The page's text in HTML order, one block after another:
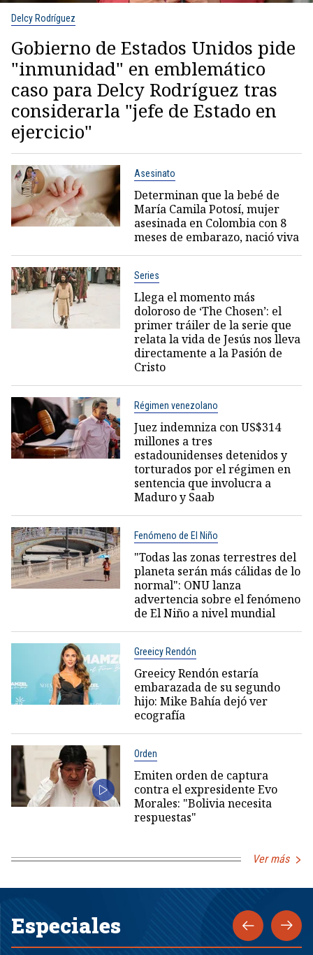
Delcy Rodríguez
Gobierno de Estados Unidos pide
"inmunidad" en emblemático
caso para Delcy Rodríguez tras
considerarla "jefe de Estado en
ejercicio"
Asesinato
Determinan que la bebé de
María Camila Potosí, mujer
asesinada en Colombia con 8
meses de embarazo, nació viva
Series
Llega el momento más
doloroso de ‘The Chosen’: el
primer tráiler de la serie que
relata la vida de Jesús nos lleva
directamente a la Pasión de
Cristo
Régimen venezolano
Juez indemniza con US$314
millones a tres
estadounidenses detenidos y
torturados por el régimen en
sentencia que involucra a
Maduro y Saab
Fenómeno de El Niño
"Todas las zonas terrestres del
planeta serán más cálidas de lo
normal": ONU lanza
advertencia sobre el fenómeno
de El Niño a nivel mundial
Greeicy Rendón
Greeicy Rendón estaría
embarazada de su segundo
hijo: Mike Bahía dejó ver
ecografía
Orden
Emiten orden de captura
contra el expresidente Evo
Morales: "Bolivia necesita
respuestas"
Ver más
Especiales